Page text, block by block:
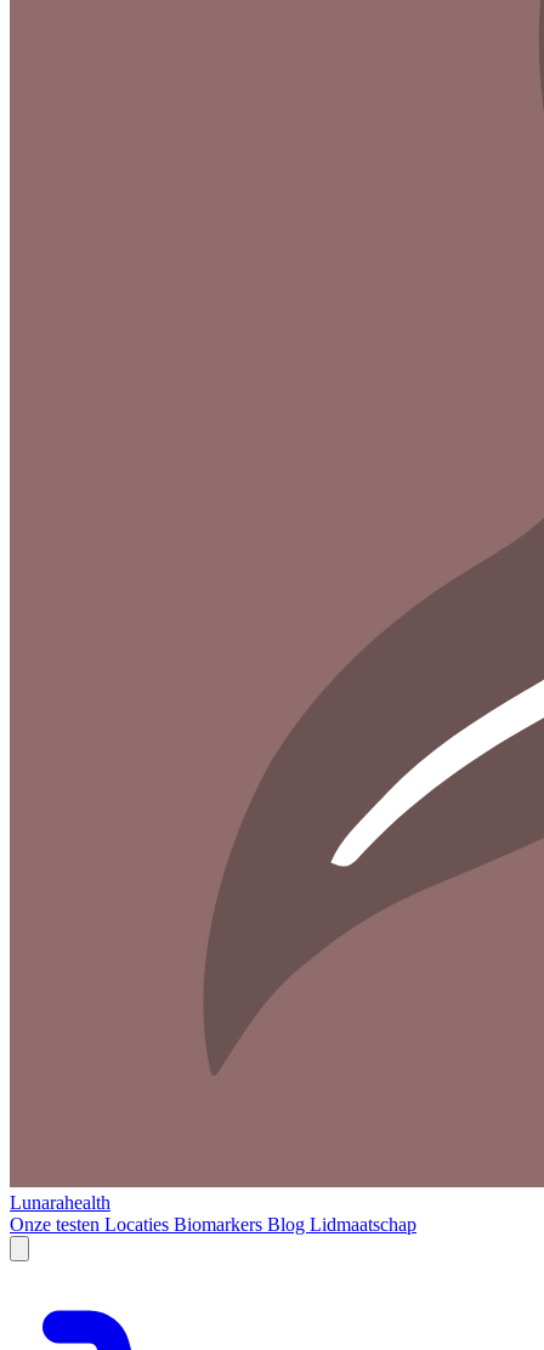
Lunarahealth
Onze testen Locaties Biomarkers Blog Lidmaatschap